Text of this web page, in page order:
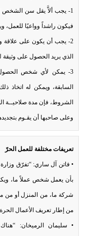
فيكون راشداً وواعيًا للعمل،
2- يجب أن يكون على علاقة
الذي يريد الحصول على وثيقة
3- يمكن لأي شخص الحصول
السابقة، ويمكن له اتخاذ
الشروط، فإن مدة صلاحيــة
وعلى صاحبها أن يقـوم
تعريفات مختلفة للعمل الحرّ
• فاتن آل ساري: “تفرّق
بأن يعمل شخص عملاً ما،
شركة ما، من المنزل أو من
من إطار تعريف الأعمال
• سليمان الرميخان: